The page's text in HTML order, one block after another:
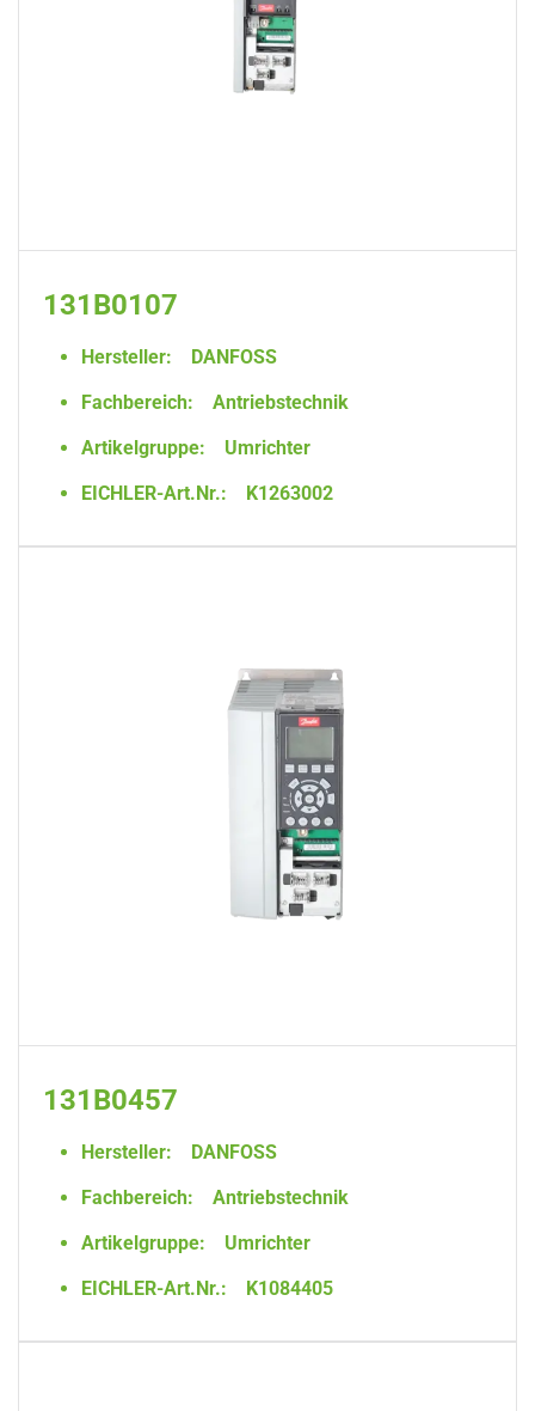
131B0107
Hersteller:
DANFOSS
Fachbereich:
Antriebstechnik
Artikelgruppe:
Umrichter
EICHLER-Art.Nr.:
K1263002
131B0457
Hersteller:
DANFOSS
Fachbereich:
Antriebstechnik
Artikelgruppe:
Umrichter
EICHLER-Art.Nr.:
K1084405